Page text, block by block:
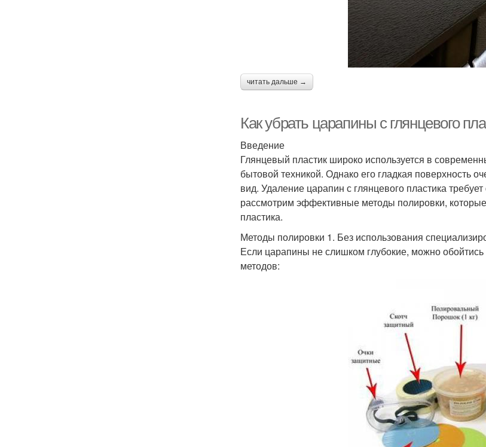
читать дальше →
Как убрать царапины с глянцевого
Введение
Глянцевый пластик широко используется в
бытовой техникой. Однако его гладкая поверхность
вид. Удаление царапин с глянцевого пластика
рассмотрим эффективные методы полировки,
пластика.
Методы полировки 1. Без использования
Если царапины не слишком глубокие, можно
методов: